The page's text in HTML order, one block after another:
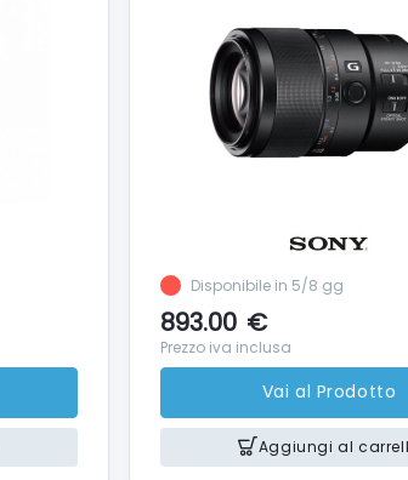
Disponibile in 5/8 gg
893.00 €
Prezzo iva inclusa
Vai al Prodotto
Aggiungi al